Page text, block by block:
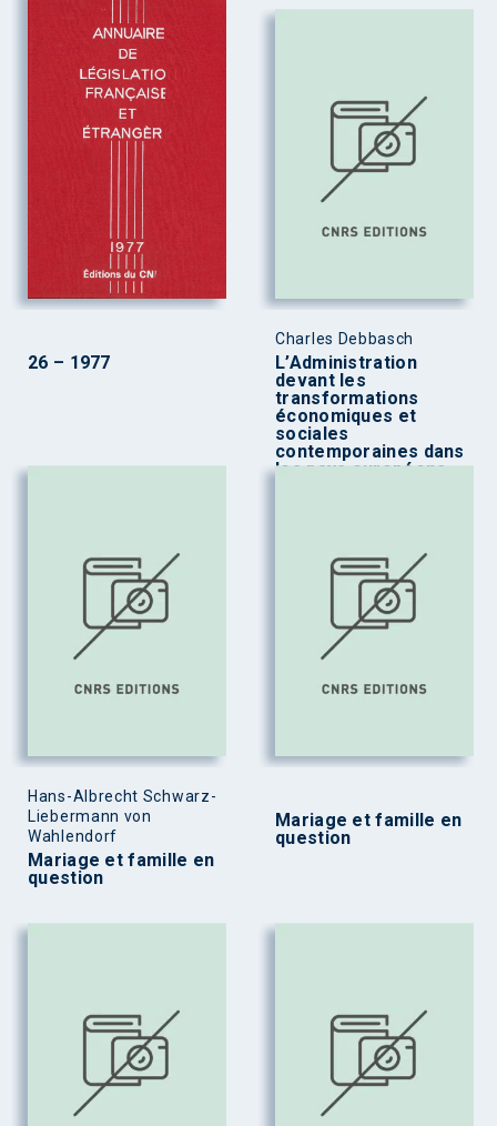
26 – 1977
Charles Debbasch
L’Administration
devant les
transformations
économiques et
sociales
contemporaines dans
les pays européens
Hans-Albrecht Schwarz-
Liebermann von
Wahlendorf
Mariage et famille en
question
Mariage et famille en
question